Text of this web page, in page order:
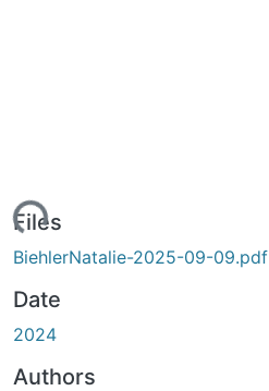
Files
BiehlerNatalie-2025-09-09.pdf
Date
2024
Authors